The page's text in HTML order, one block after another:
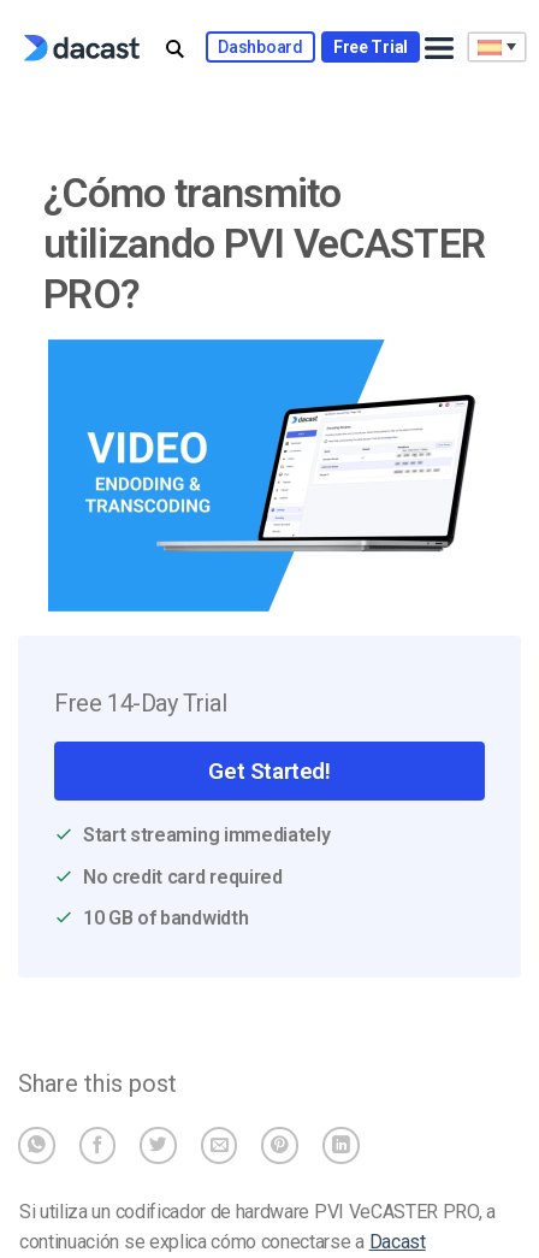
Dashboard Free Trial
¿Cómo transmito
utilizando PVI VeCASTER
PRO?
Free 14-Day Trial
Get Started!
Start streaming immediately
No credit card required
10 GB of bandwidth
Share this post
Si utiliza un codificador de hardware PVI VeCASTER PRO, a
continuación se explica cómo conectarse a Dacast